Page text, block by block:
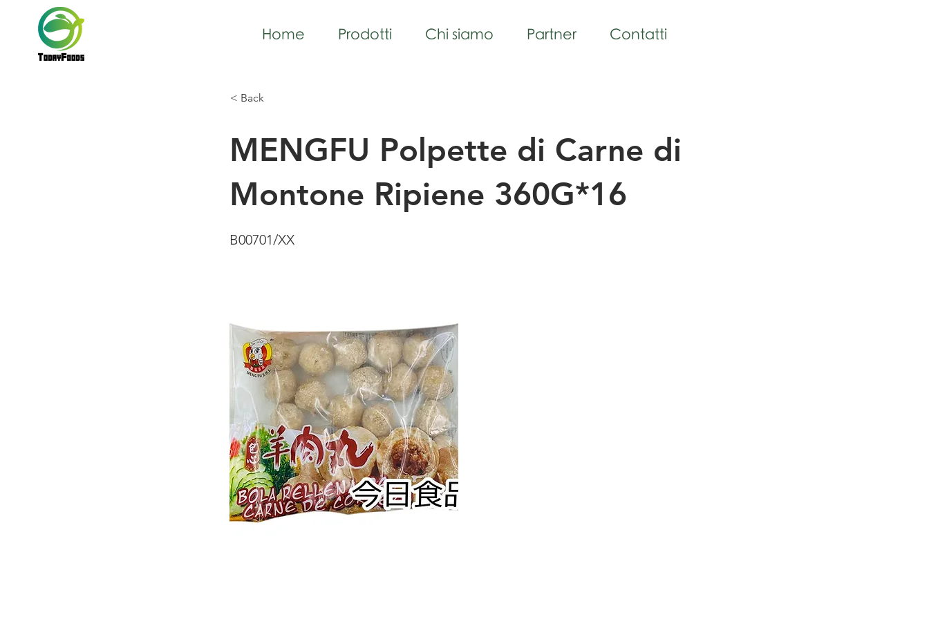
Home Prodotti Chi siamo Partner Contatti
< Back
MENGFU Polpette di Carne di
Montone Ripiene 360G*16
B00701/XX